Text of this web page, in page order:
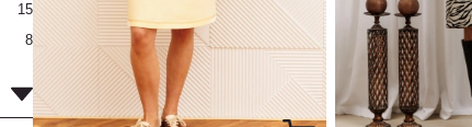
15
8